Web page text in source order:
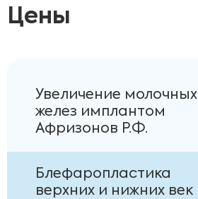
Цены
Увеличение молочных
желез имплантом
Афризонов Р.Ф.
Блефаропластика
верхних и нижних век